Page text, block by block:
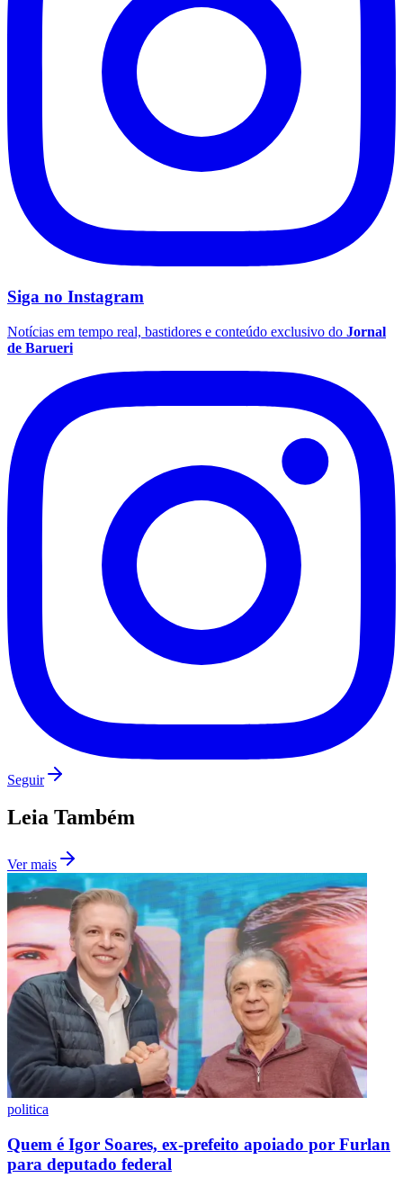
Flamengo
Fluminense
Siga no Instagram
Notícias em tempo real, bastidores e conteúdo exclusivo do Jornal
de Barueri
Seguir
Leia Também
Ver mais
politica
Quem é Igor Soares, ex-prefeito apoiado por Furlan
para deputado federal